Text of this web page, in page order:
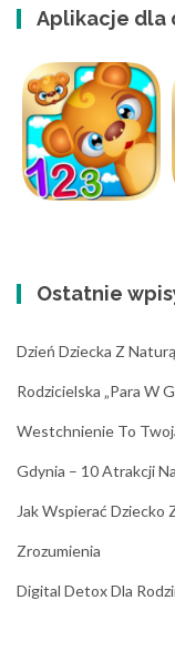
Aplikacje dla
Ostatnie
Dzień Dziecka Z
Rodzicielska „para W
Westchnienie To
Gdynia – 10 Atrakcji
Jak Wspierać Dziecko
Zrozumienia
Digital Detox Dla